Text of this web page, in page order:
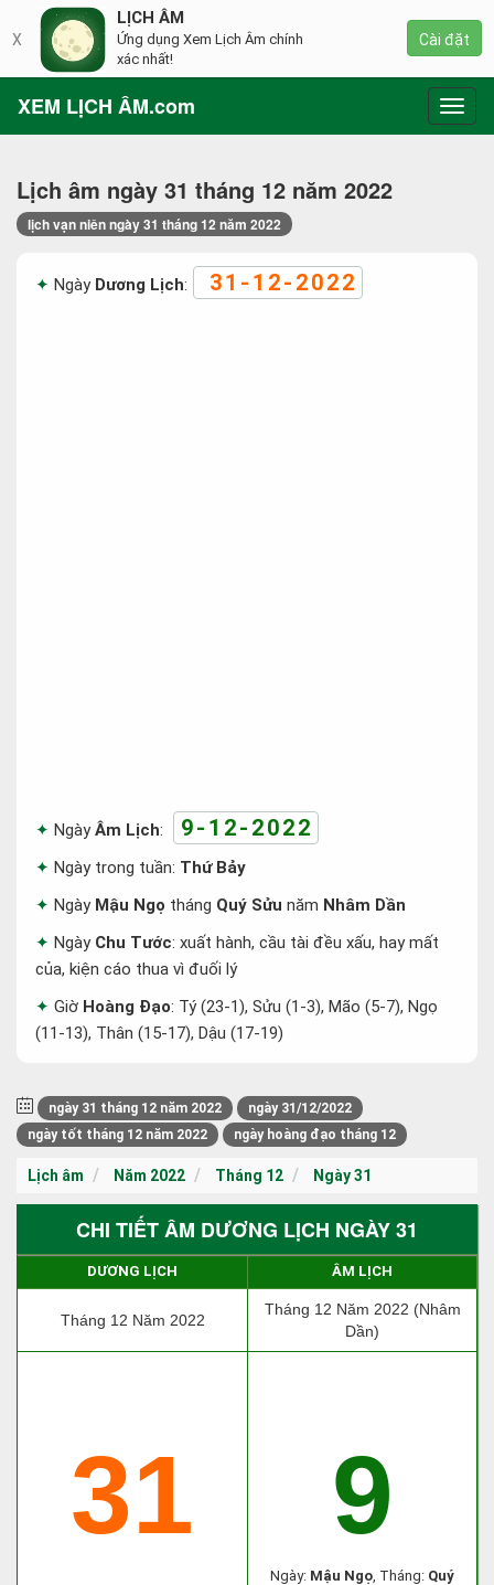
XEM LỊCH ÂM.com
Lịch âm ngày 31 tháng 12 năm 2022
lịch vạn niên ngày 31 tháng 12 năm 2022
Ngày Dương Lịch: 31-12-2022
NgàyÂm Lịch: 9-12-2022
Ngày trong tuần: Thứ Bảy
Ngày Mậu Ngọ tháng Quý Sửu năm Nhâm Dần
Ngày Chu Tước: xuất hành, cầu tài đều xấu, hay mất
của, kiện cáo thua vì đuối lý
Giờ Hoàng Đạo: Tý (23-1), Sửu (1-3), Mão (5-7), Ngọ
(11-13), Thân (15-17), Dậu (17-19)
ngày 31 tháng 12 năm 2022
ngày 31/12/2022
ngày tốt tháng 12 năm 2022
ngày hoàng đạo tháng 12
Lịch âm Năm 2022 Tháng 12 Ngày 31
CHI TIẾT ÂM DƯƠNG LỊCH NGÀY 31
DƯƠNG LỊCH ÂM LỊCH
Tháng 12 Năm 2022
Tháng 12 Năm 2022 (Nhâm
Dần)
31 9
Ngày: Mậu Ngọ, Tháng: Quý
X
LỊCH ÂM
Ứng dụng Xem Lịch Âm chính
xác nhất!
Cài đặt